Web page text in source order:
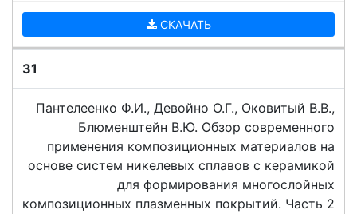
СКАЧАТЬ
31
Пантелеенко Ф.И., Девойно О.Г., Оковитый В.В.,
Блюменштейн В.Ю. Обзор современного
применения композиционных материалов на
основе систем никелевых сплавов с керамикой
для формирования многослойных
композиционных плазменных покрытий. Часть 2